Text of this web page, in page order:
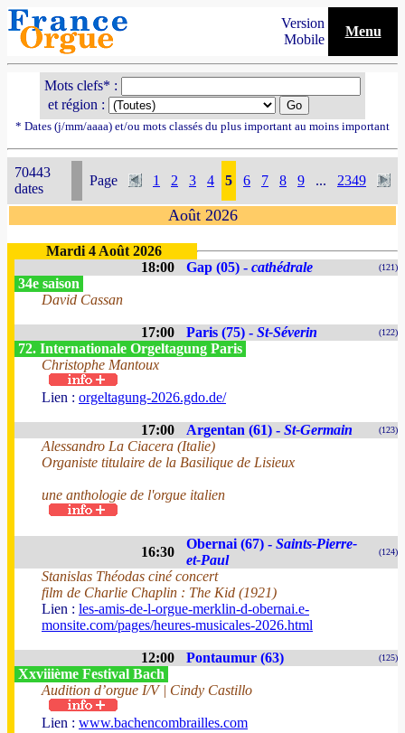
Version
Mobile
Menu
Mots clefs* :
et région :
* Dates (j/mm/aaaa) et/ou mots classés du plus important au moins important
70443
dates
Page 1 2 3 4 5 6 7 8 9 ... 2349
Août 2026
Mardi 4 Août 2026
18:00
Gap (05) - cathédrale (121)
34e saison
David Cassan
17:00 Paris (75) - St-Séverin (122)
72. Internationale Orgeltagung Paris
Christophe Mantoux
Lien : orgeltagung-2026.gdo.de/
17:00 Argentan (61) - St-Germain (123)
Alessandro La Ciacera (Italie)
Organiste titulaire de la Basilique de Lisieux
une anthologie de l'orgue italien
16:30
Obernai (67) - Saints-Pierre-
et-Paul
(124)
Stanislas Théodas ciné concert
film de Charlie Chaplin : The Kid (1921)
Lien : les-amis-de-l-orgue-merklin-d-obernai.e-
monsite.com/pages/heures-musicales-2026.html
12:00 Pontaumur (63) (125)
Xxviiième Festival Bach
Audition d’orgue I/V | Cindy Castillo
Lien : www.bachencombrailles.com